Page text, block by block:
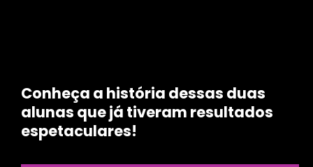
Conheça a história dessas duas
alunas que já tiveram resultados
espetaculares!